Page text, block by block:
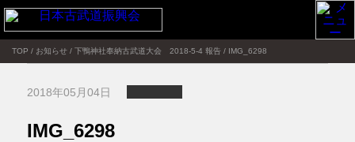
TOP / お知らせ / 下鴨神社奉納古武道大会 2018-5-4 報告 / IMG_6298
2018年05月04日
IMG_6298